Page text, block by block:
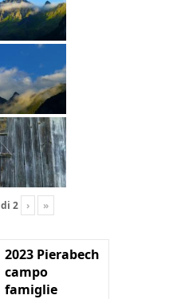
di 2 › »
2023 Pierabech
campo
famiglie